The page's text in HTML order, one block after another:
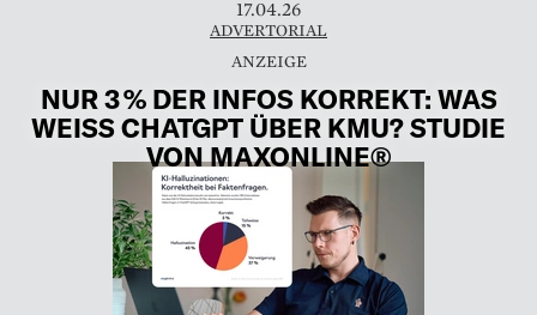
17.04.26
ADVERTORIAL
NUR 3 % DER INFOS KORREKT: WAS
WEISS CHATGPT ÜBER KMU? STUDIE
VON MAXONLINE®